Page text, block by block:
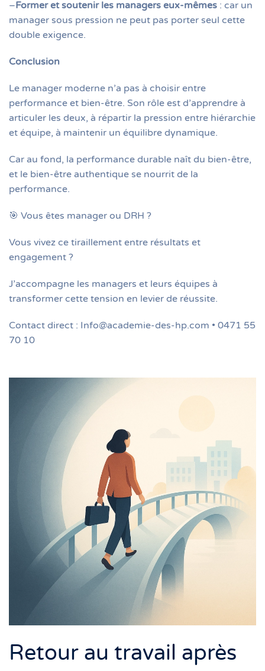
–Former et soutenir les managers eux-mêmes : car un
manager sous pression ne peut pas porter seul cette
double exigence.
Conclusion
Le manager moderne n’a pas à choisir entre
performance et bien-être. Son rôle est d’apprendre à
articuler les deux, à répartir la pression entre hiérarchie
et équipe, à maintenir un équilibre dynamique.
Car au fond, la performance durable naît du bien-être,
et le bien-être authentique se nourrit de la
performance.
🎯 Vous êtes manager ou DRH ?
Vous vivez ce tiraillement entre résultats et
engagement ?
J’accompagne les managers et leurs équipes à
transformer cette tension en levier de réussite.
Contact direct : Info@academie-des-hp.com • 0471 55
70 10
Retour au travail après